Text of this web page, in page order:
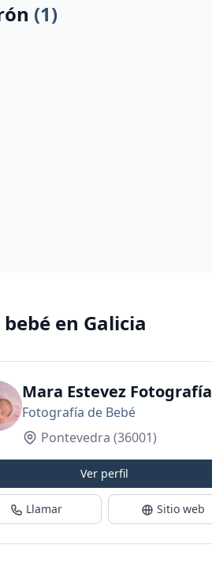
(1)
en Galicia
Mara Estevez Fotografía
Fotografía de Bebé
Pontevedra (36001)
Ver perfil
Llamar Sitio web